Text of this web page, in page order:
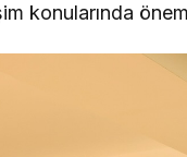
konularında